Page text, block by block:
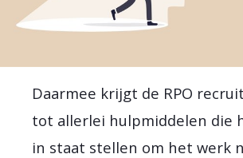
Daarmee krijgt de RPO
tot allerlei hulpmiddelen die
in staat stellen om het werk